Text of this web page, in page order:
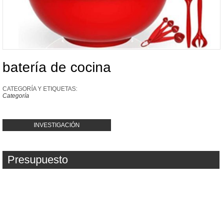
batería de cocina
CATEGORÍA Y ETIQUETAS:
Categoría
INVESTIGACIÓN
Presupuesto